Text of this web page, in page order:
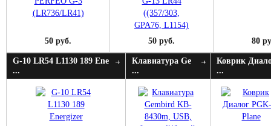
50 руб. 50 руб. 80
G-10 LR54 L1130 189 Ene
...
Клавиатура Ge
...
Коврик
...